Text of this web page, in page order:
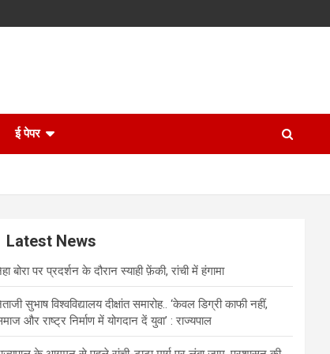
ई पेपर
Latest News
बोरा पर प्रदर्शन के दौरान स्याही फ़ेंकी, रांची में हंगामा
सुभाष विश्वविद्यालय दीक्षांत समारोह.. ‘केवल डिग्री काफी नहीं,
और राष्ट्र निर्माण में योगदान दें युवा’ : राज्यपाल